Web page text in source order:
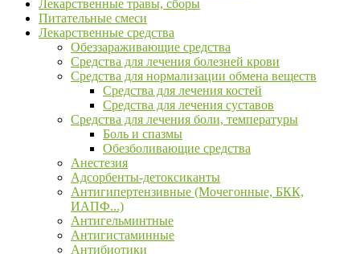
Лекарственные травы, сборы
Питательные смеси
Лекарственные средства
Обеззараживающие средства
Средства для лечения болезней крови
Средства для нормализации обмена веществ
Средства для лечения костей
Средства для лечения суставов
Средства для лечения боли, температуры
Боль и спазмы
Обезболивающие средства
Анестезия
Адсорбенты-детоксиканты
Антигипертензивные (Мочегонные, БКК,
ИАПФ...)
Антигельминтные
Антигистаминные
Антибиотики